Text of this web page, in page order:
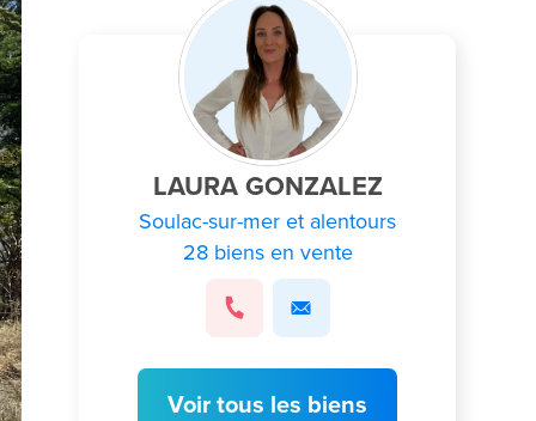
LAURA GONZALEZ
Soulac-sur-mer et alentours
28 biens en vente
Voir tous les biens